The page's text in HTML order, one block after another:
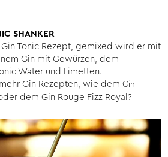
SHANKER
Gin Tonic Rezept, gemixed wird er mit
Gin mit Gewürzen, dem
Water und Limetten.
Gin Rezepten, wie demGin
demGin Rouge Fizz Royal ?